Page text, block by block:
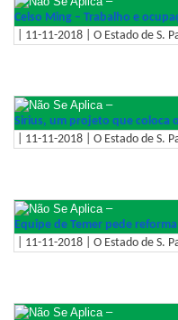
Celso Ming – Trabalho e
| 11-11-2018 | O Estado de S.
–
Sirius, um projeto que coloca
| 11-11-2018 | O Estado de S.
–
Equipe de Temer pede
| 11-11-2018 | O Estado de S.
–